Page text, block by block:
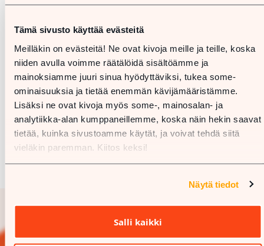
Tämä sivusto käyttää evästeitä
Meilläkin on evästeitä! Ne ovat kivoja meille ja teille, koska
niiden avulla voimme räätälöidä sisältöämme ja
mainoksiamme juuri sinua hyödyttäviksi, tukea some-
ominaisuuksia ja tietää enemmän kävijämääristämme.
Lisäksi ne ovat kivoja myös some-, mainosalan- ja
analytiikka-alan kumppaneillemme, koska näin hekin saavat
tietää, kuinka sivustoamme käytät, ja voivat tehdä siitä
vieläkin paremman. Kiitos keksi!
Näytä tiedot
Salli kaikki